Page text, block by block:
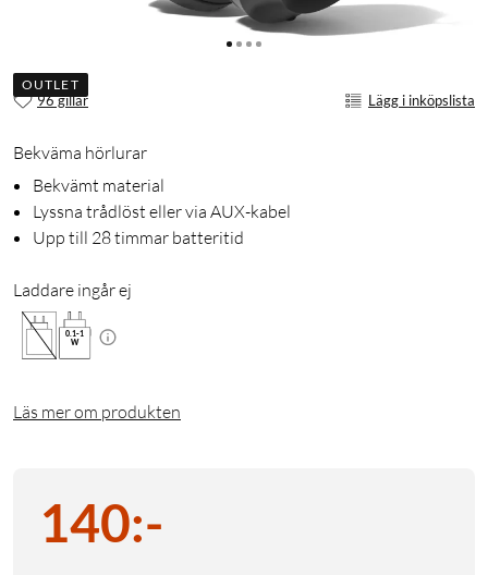
OUTLET
96 gillar Lägg i inköpslista
Bekväma hörlurar
Bekvämt material
Lyssna trådlöst eller via AUX-kabel
Upp till 28 timmar batteritid
Laddare ingår ej
0.1-1
W
Läs mer om produkten
140:-